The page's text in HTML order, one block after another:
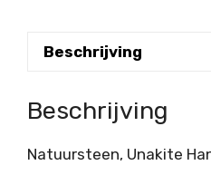
Beschrijving
Beschrijving
Natuursteen, Unakite